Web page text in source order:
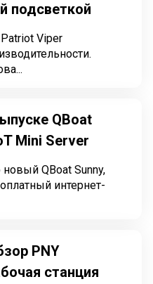
подсветкой
Viper
QBoat
Mini Server
QBoat Sunny,
интернет-
PNY
станция